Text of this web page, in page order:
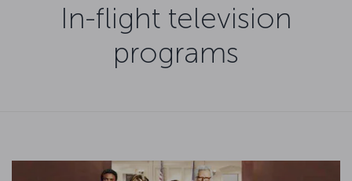
In-flight television
programs